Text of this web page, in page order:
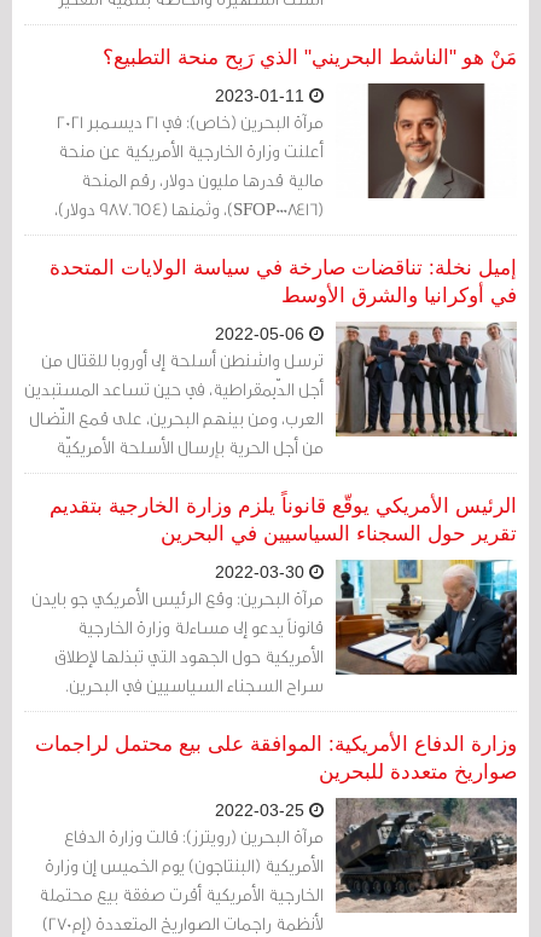
والحس الإبداعي. إنها قبّعات رجل السلطة
الطامع والمتطلّع إلى البعيد.
مَنْ هو "الناشط البحريني" الذي رَبِح منحة التطبيع؟
مرآة البحرين (خاص): في 21 ديسمبر 2021
أعلنت وزارة الخارجية الأمريكية عن منحة
مالية قدرها مليون دولار، رقم المنحة
(SFOP0008416)، وثمنها (987.654 دولار)،
جاءت تحت عنوان: المنظمات العاملة على
تقوية الحريات الأساسية وسيادة القانون في
البحرين.
إميل نخلة: تناقضات صارخة في سياسة الولايات المتحدة
في أوكرانيا والشرق الأوسط
ترسل واشنطن أسلحة إلى أوروبا للقتال من
أجل الدّيمقراطية، في حين تساعد المستبدين
العرب، ومن بينهم البحرين، على قمع النّضال
من أجل الحرية بإرسال الأسلحة الأمريكيّة
إليهم.
الرئيس الأمريكي يوقّع قانوناً يلزم وزارة الخارجية بتقديم
تقرير حول السجناء السياسيين في البحرين
مرآة البحرين: وقع الرئيس الأمريكي جو بايدن
قانوناً يدعو إلى مساءلة وزارة الخارجية
الأمريكية حول الجهود التي تبذلها لإطلاق
سراح السجناء السياسيين في البحرين.
وزارة الدفاع الأمريكية: الموافقة على بيع محتمل لراجمات
صواريخ متعددة للبحرين
مرآة البحرين (رويترز): قالت وزارة الدفاع
الأمريكية (البنتاجون) يوم الخميس إن وزارة
الخارجية الأمريكية أقرت صفقة بيع محتملة
لأنظمة راجمات الصواريخ المتعددة (إم270)